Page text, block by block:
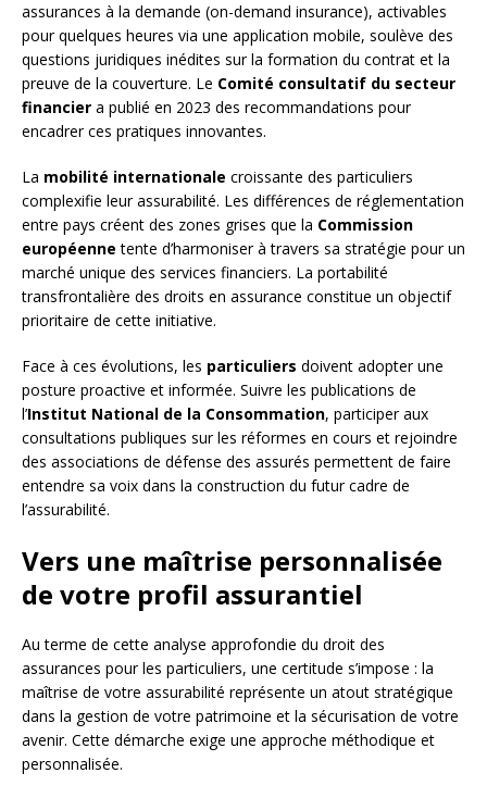
assurances à la demande (on-demand insurance), activables
pour quelques heures via une application mobile, soulève des
questions juridiques inédites sur la formation du contrat et la
preuve de la couverture. Le Comité consultatif du secteur
financier a publié en 2023 des recommandations pour
encadrer ces pratiques innovantes.
La mobilité internationale croissante des particuliers
complexifie leur assurabilité. Les différences de réglementation
entre pays créent des zones grises que la Commission
européenne tente d’harmoniser à travers sa stratégie pour un
marché unique des services financiers. La portabilité
transfrontalière des droits en assurance constitue un objectif
prioritaire de cette initiative.
Face à ces évolutions, les particuliers doivent adopter une
posture proactive et informée. Suivre les publications de
l’Institut National de la Consommation, participer aux
consultations publiques sur les réformes en cours et rejoindre
des associations de défense des assurés permettent de faire
entendre sa voix dans la construction du futur cadre de
l’assurabilité.
Vers une maîtrise personnalisée
de votre profil assurantiel
Au terme de cette analyse approfondie du droit des
assurances pour les particuliers, une certitude s’impose : la
maîtrise de votre assurabilité représente un atout stratégique
dans la gestion de votre patrimoine et la sécurisation de votre
avenir. Cette démarche exige une approche méthodique et
personnalisée.